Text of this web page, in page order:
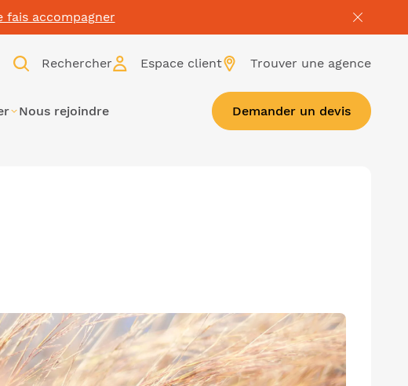
fais accompagner
Rechercher Espace client Trouver une agence
Nous rejoindre Demander un devis